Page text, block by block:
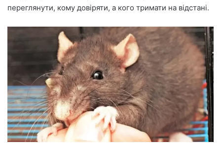
переглянути, кому довіряти, а кого тримати на відстані.